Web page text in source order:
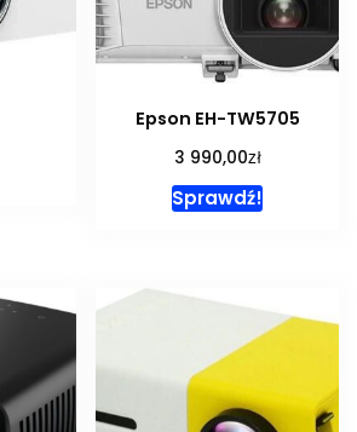
Epson EH-TW5705
3 990,00zł
Sprawdź!